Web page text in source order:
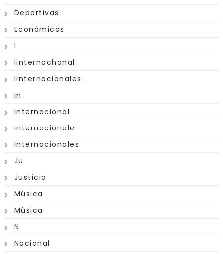
Deportivas
Económicas
I
Iinternachonal
Iinternacionales
In
Internacional
Internacionale
Internacionales
Ju
Justicia
Música
Mùsica
N
Nacional